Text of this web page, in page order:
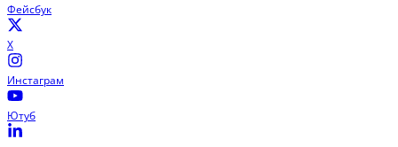
Фейсбук
X
Инстаграм
Ютуб